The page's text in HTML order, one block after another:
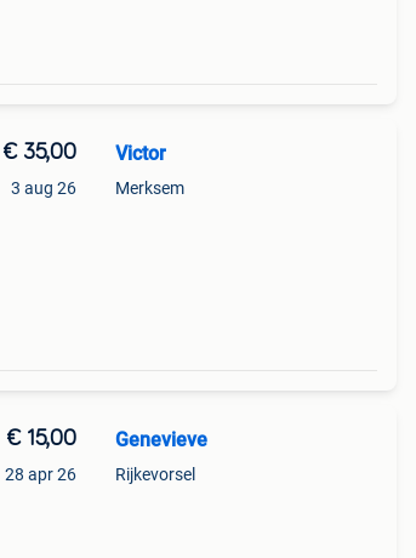
€ 35,00
3 aug 26
Victor
Merksem
€ 15,00
28 apr 26
Genevieve
Rijkevorsel